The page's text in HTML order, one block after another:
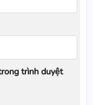
trình duyệt